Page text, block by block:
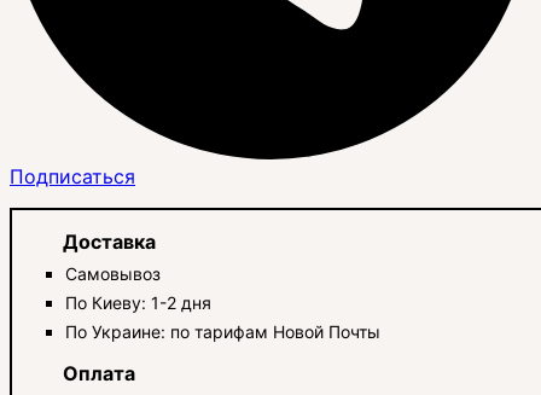
Подписаться
Доставка
Самовывоз
По Киеву: 1-2 дня
По Украине: по тарифам Новой Почты
Оплата